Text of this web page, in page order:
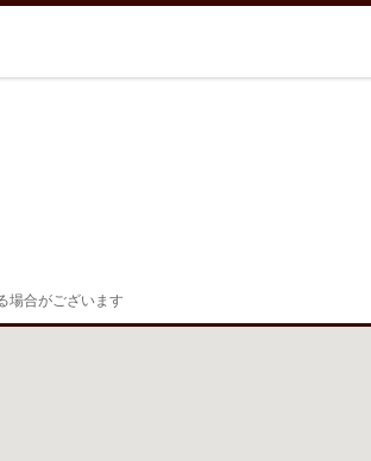
場合がございます